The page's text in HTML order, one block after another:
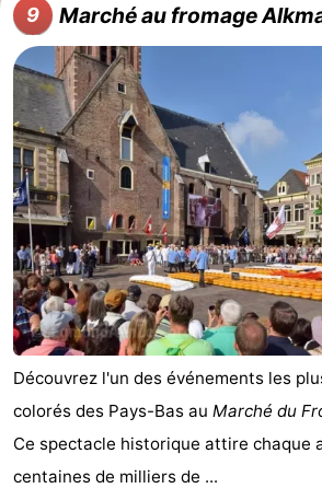
9 Marché au fromage
Découvrez l'un des événements les
colorés des Pays-Bas au Marché du
Ce spectacle historique attire chaque
centaines de milliers de ...